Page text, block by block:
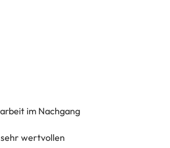
im Nachgang
sehr wertvollen